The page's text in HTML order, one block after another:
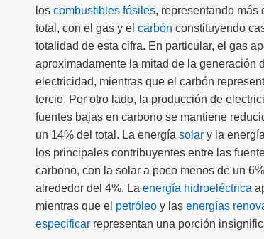
los combustibles fósiles, representando más
total, con el gas y el carbón constituyendo
totalidad de esta cifra. En particular, el gas
aproximadamente la mitad de la generación
electricidad, mientras que el carbón
tercio. Por otro lado, la producción de
fuentes bajas en carbono se mantiene
un 14% del total. La energía solar y la
los principales contribuyentes entre las
carbono, con la solar a poco menos de un
alrededor del 4%. La energía hidroeléctrica
mientras que el petróleo y las energías
especificar representan una porción